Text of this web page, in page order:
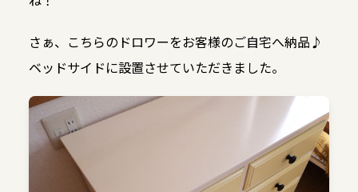
さぁ、こちらのドロワーをお客様のご自宅へ納品♪
ベッドサイドに設置させていただきました。